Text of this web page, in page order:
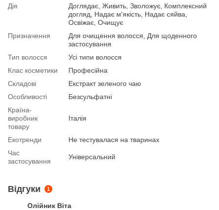
Дія
Доглядає, Живить, Зволожує, Комплексний
догляд, Надає м'якість, Надає сяйва,
Освіжає, Очищує
Призначення
Для очищення волосся, Для щоденного
застосування
Тип волосся
Усі типи волосся
Клас косметики
Професійна
Складові
Екстракт зеленого чаю
Особливості
Безсульфатні
Країна-
виробник
товару
Італія
Екотренди
Не тестувалася на тваринах
Час
застосування
Універсальний
Відгуки 1
Олійник Віта